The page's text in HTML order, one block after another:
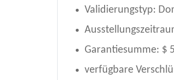
Validierungstyp:
Garantiesumme: $
verfügbare